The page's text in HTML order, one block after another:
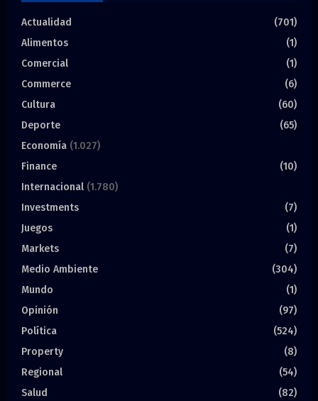
Actualidad
(701)
Alimentos
(1)
Comercial
(1)
Commerce
(6)
Cultura
(60)
Deporte
(65)
Economía (1.027)
Finance
(10)
Internacional (1.780)
Investments
(7)
Juegos
(1)
Markets
(7)
Medio Ambiente
(304)
Mundo
(1)
Opinión
(97)
Política
(524)
Property
(8)
Regional
(54)
Salud
(82)